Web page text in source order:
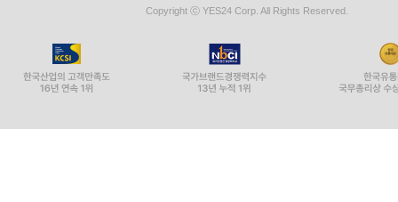
Copyright ⓒ YES24 Corp. All Rights Reserved.